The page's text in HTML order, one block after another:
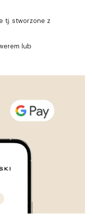
tj. stworzone z
lub